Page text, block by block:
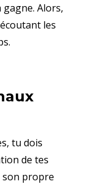
gagne. Alors,
les
tu dois
de tes
son propre